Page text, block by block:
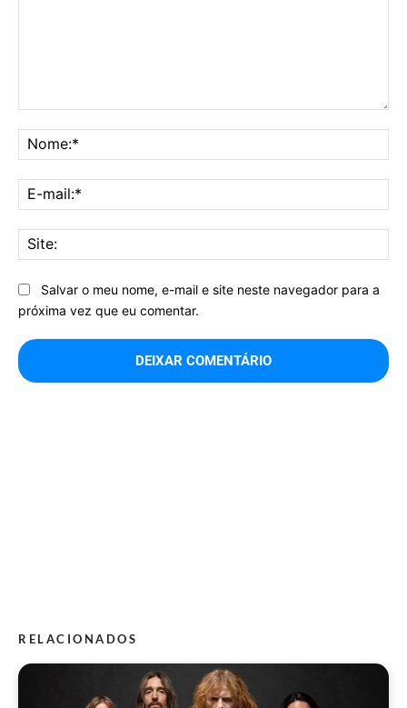
Salvar o meu nome, e-mail e site neste navegador para a
próxima vez que eu comentar.
RELACIONADOS